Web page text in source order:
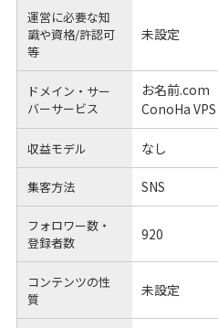
運営に必要な知
識や資格/許認可
等
未設定
ドメイン・サー
バーサービス
お名前.com
ConoHa VPS
収益モデル なし
集客方法 SNS
フォロワー数・
登録者数
920
コンテンツの性
質
未設定